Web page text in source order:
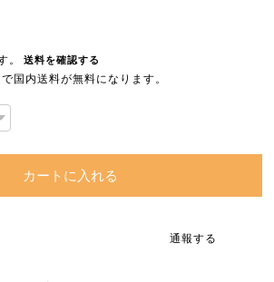
。 送料を確認する
国内送料が無料になります。
カートに入れる
通報する